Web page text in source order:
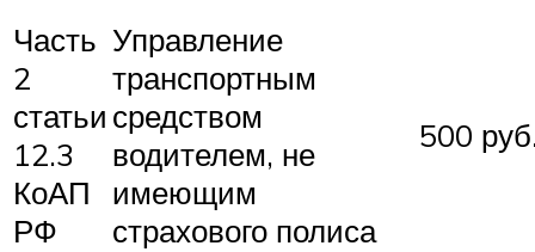
Часть
2
статьи
12.3
КоАП
РФ
Управление
транспортным
средством
водителем, не
имеющим
страхового полиса
500